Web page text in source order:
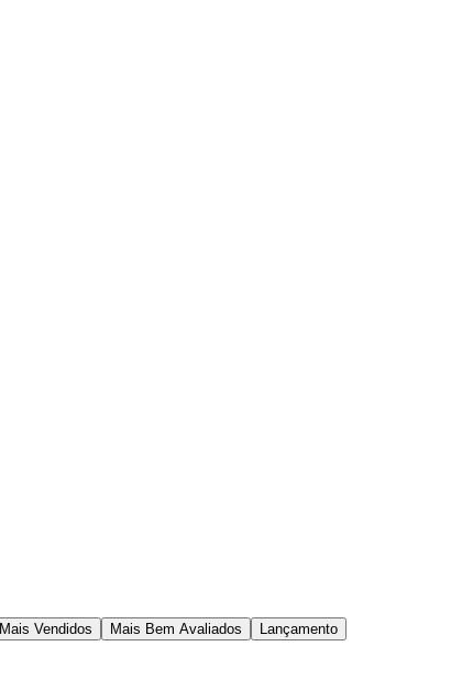
Mais Vendidos Mais Bem Avaliados Lançamento